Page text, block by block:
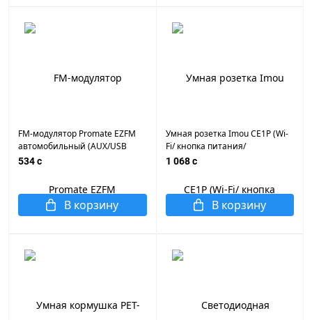
FM-модулятор Promate EZFM
автомобильный (AUX/USB
2.0x1/mSDx1/up to 32GB/ 87.5-
эквалайзер/ пульт)
534 c
В корзину
Умная розетка Imou CE1P (Wi-
Fi/ кнопка питания/
светодиодный индикатор
1 068 c
В корзину